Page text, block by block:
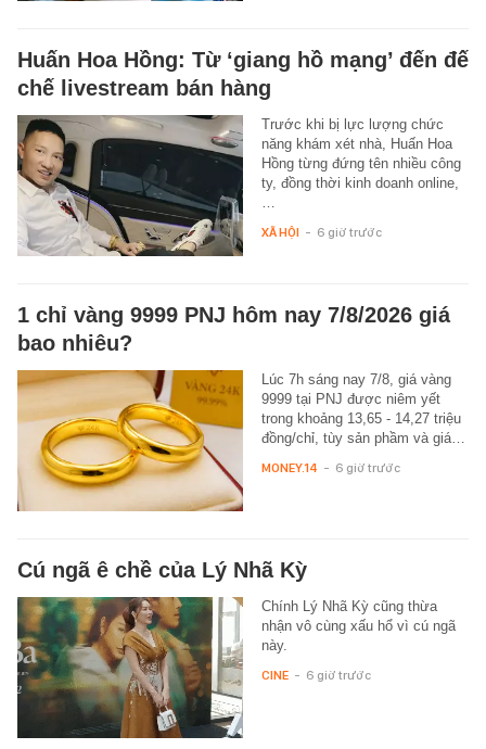
Huấn Hoa Hồng: Từ ‘giang hồ mạng’ đến đế
chế livestream bán hàng
Trước khi bị lực lượng chức
năng khám xét nhà, Huấn Hoa
Hồng từng đứng tên nhiều công
ty, đồng thời kinh doanh online,
…
XÃ HỘI - 6 giờ trước
1 chỉ vàng 9999 PNJ hôm nay 7/8/2026 giá
bao nhiêu?
Lúc 7h sáng nay 7/8, giá vàng
9999 tại PNJ được niêm yết
trong khoảng 13,65 - 14,27 triệu
đồng/chỉ, tùy sản phầm và giá…
MONEY.14 - 6 giờ trước
Cú ngã ê chề của Lý Nhã Kỳ
Chính Lý Nhã Kỳ cũng thừa
nhận vô cùng xấu hổ vì cú ngã
này.
CINE - 6 giờ trước